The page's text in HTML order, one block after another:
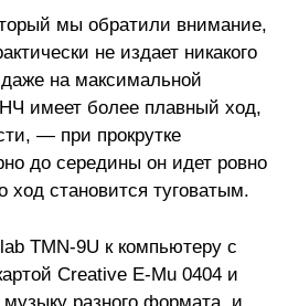
мы обратили внимание,
не издает никакого
на максимальной
НЧ имеет более плавный ход,
— при прокрутке
до середины он идет ровно
ход становится туговатым.
TMN-9U к компьютеру с
Creative E-Mu 0404 и